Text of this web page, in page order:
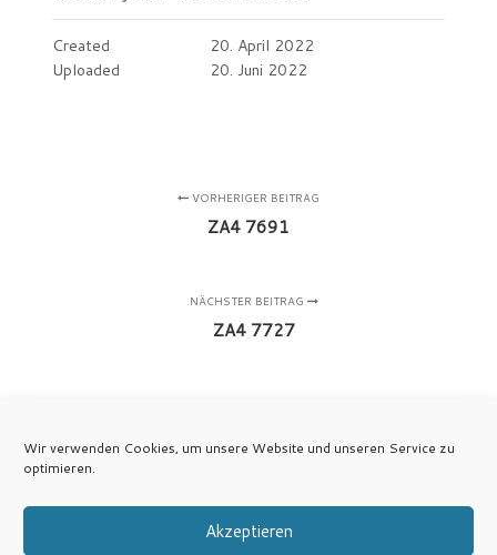
Wir verwenden Cookies, um unsere Website und unseren Service zu
optimieren.
Akzeptieren
Created
20. April 2022
Uploaded
20. Juni 2022
VORHERIGER BEITRAG
ZA4 7691
NÄCHSTER BEITRAG
ZA4 7727